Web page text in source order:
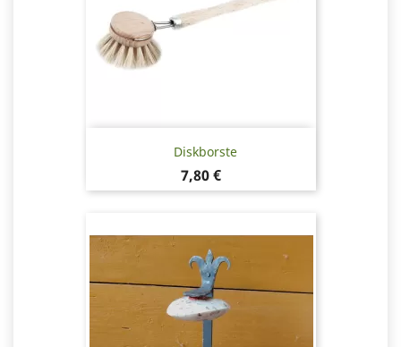
Diskborste
Pris
7,80 €